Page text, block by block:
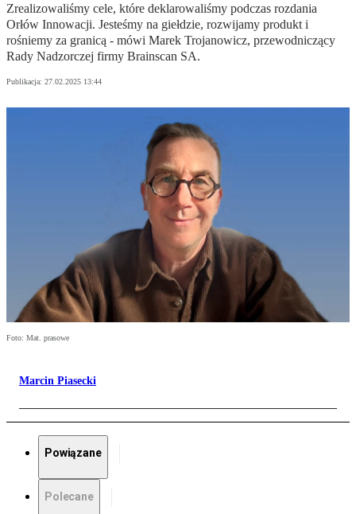
Zrealizowaliśmy cele, które deklarowaliśmy podczas rozdania
Orłów Innowacji. Jesteśmy na giełdzie, rozwijamy produkt i
rośniemy za granicą - mówi Marek Trojanowicz, przewodniczący
Rady Nadzorczej firmy Brainscan SA.
Publikacja: 27.02.2025 13:44
Foto: Mat. prasowe
Marcin Piasecki
Powiązane
Polecane